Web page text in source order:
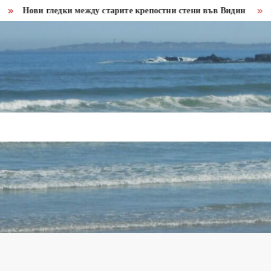
гледки между старите крепостни стени във Видин